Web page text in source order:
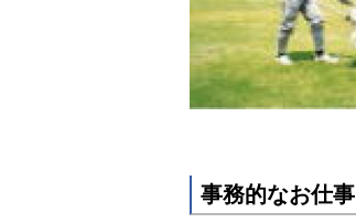
事務的なお仕事